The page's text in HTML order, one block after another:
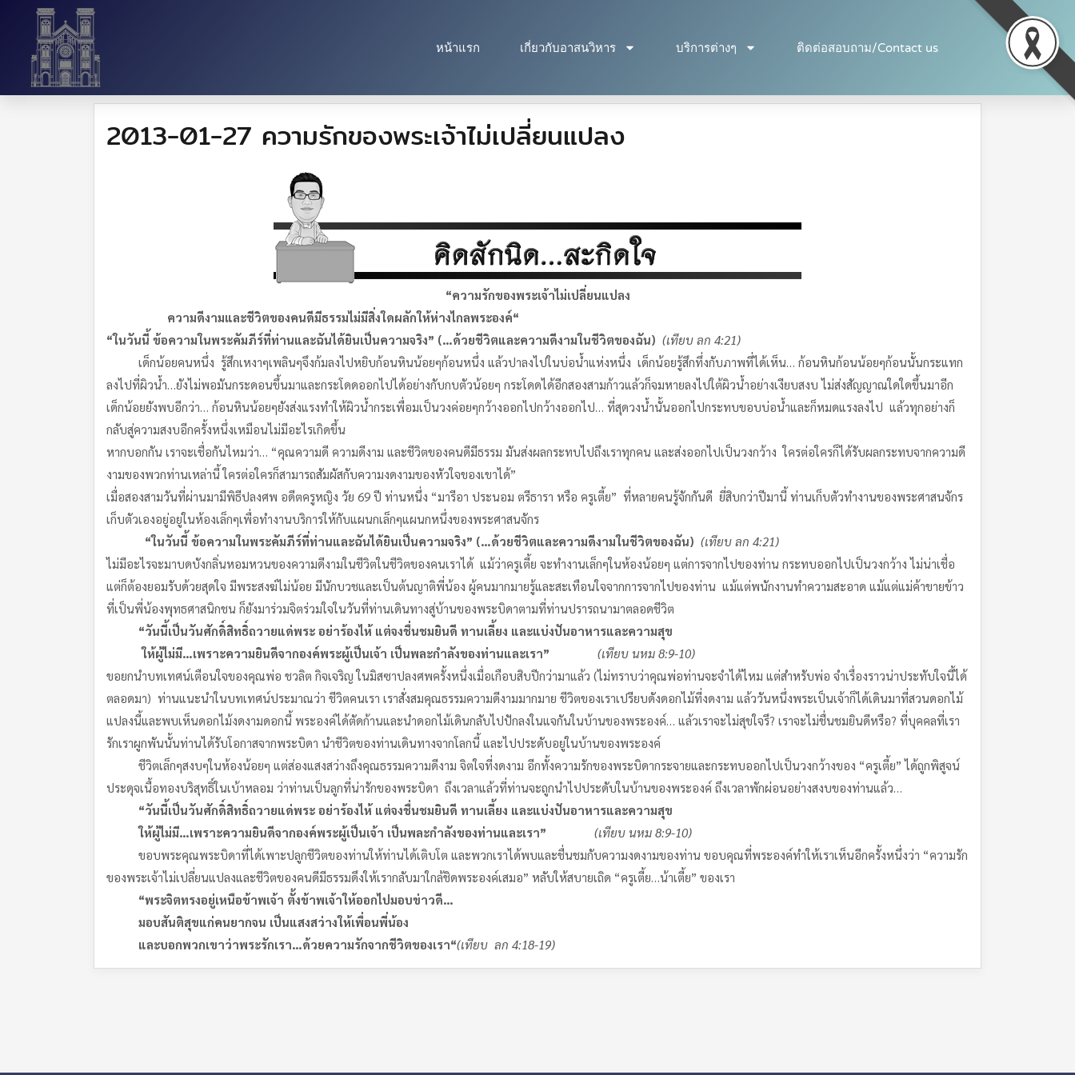
หน้าแรก เกี่ยวกับอาสนวิหาร บริการต่างๆ ติดต่อสอบถาม/Contact us
2013-01-27 ความรักของพระเจ้าไม่เปลี่ยนแปลง
“ความรักของพระเจ้าไม่เปลี่ยนแปลง
ความดีงามและชีวิตของคนดีมีธรรมไม่มีสิ่งใดผลักให้ห่างไกลพระองค์“
“ในวันนี้ ข้อความในพระคัมภีร์ที่ท่านและฉันได้ยินเป็นความจริง” (…ด้วยชีวิตและความดีงามในชีวิตของฉัน) (เทียบ ลก 4:21)
เด็กน้อยคนหนึ่ง รู้สึกเหงาๆเพลินๆจึงก้มลงไปหยิบก้อนหินน้อยๆก้อนหนึ่ง แล้วปาลงไปในบ่อน้ำแห่งหนึ่ง เด็กน้อยรู้สึกทึ่งกับภาพที่ได้เห็น… ก้อนหินก้อนน้อยๆก้อนนั้นกระแทก
ลงไปที่ผิวน้ำ…ยังไม่พอมันกระดอนขึ้นมาและกระโดดออกไปได้อย่างกับกบตัวน้อยๆ กระโดดได้อีกสองสามก้าวแล้วก็จมหายลงไปใต้ผิวน้ำอย่างเงียบสงบ ไม่ส่งสัญญาณใดใดขึ้นมาอีก
เด็กน้อยยังพบอีกว่า… ก้อนหินน้อยๆยังส่งแรงทำให้ผิวน้ำกระเพื่อมเป็นวงค่อยๆกว้างออกไปกว้างออกไป… ที่สุดวงน้ำนั้นออกไปกระทบขอบบ่อน้ำและก็หมดแรงลงไป แล้วทุกอย่างก็
กลับสู่ความสงบอีกครั้งหนึ่งเหมือนไม่มีอะไรเกิดขึ้น
หากบอกกัน เราจะเชื่อกันไหมว่า… “คุณความดี ความดีงาม และชีวิตของคนดีมีธรรม มันส่งผลกระทบไปถึงเราทุกคน และส่งออกไปเป็นวงกว้าง ใครต่อใครก็ได้รับผลกระทบจากความดี
งามของพวกท่านเหล่านี้ ใครต่อใครก็สามารถสัมผัสกับความงดงามของหัวใจของเขาได้”
เมื่อสองสามวันที่ผ่านมามีพิธีปลงศพ อดีตครูหญิง วัย 69 ปี ท่านหนึ่ง “มารีอา ประนอม ตรีธารา หรือ ครูเตี้ย” ที่หลายคนรู้จักกันดี ยี่สิบกว่าปีมานี้ ท่านเก็บตัวทำงานของพระศาสนจักร
เก็บตัวเองอยู่อยู่ในห้องเล็กๆเพื่อทำงานบริการให้กับแผนกเล็กๆแผนกหนึ่งของพระศาสนจักร
“ในวันนี้ ข้อความในพระคัมภีร์ที่ท่านและฉันได้ยินเป็นความจริง” (…ด้วยชีวิตและความดีงามในชีวิตของฉัน) (เทียบ ลก 4:21)
ไม่มีอะไรจะมาบดบังกลิ่นหอมหวนของความดีงามในชีวิตในชีวิตของคนเราได้ แม้ว่าครูเตี้ย จะทำงานเล็กๆในห้องน้อยๆ แต่การจากไปของท่าน กระทบออกไปเป็นวงกว้าง ไม่น่าเชื่อ
แต่ก็ต้องยอมรับด้วยสุดใจ มีพระสงฆ์ไม่น้อย มีนักบวชและเป็นต้นญาติพี่น้อง ผู้คนมากมายรู้และสะเทือนใจจากการจากไปของท่าน แม้แต่พนักงานทำความสะอาด แม้แต่แม่ค้าขายข้าว
ที่เป็นพี่น้องพุทธศาสนิกชน ก็ยังมาร่วมจิตร่วมใจในวันที่ท่านเดินทางสู่บ้านของพระบิดาตามที่ท่านปรารถนามาตลอดชีวิต
“วันนี้เป็นวันศักดิ์สิทธิ์ถวายแด่พระ อย่าร้องไห้ แต่จงชื่นชมยินดี ทานเลี้ยง และแบ่งปันอาหารและความสุข
ให้ผู้ไม่มี…เพราะความยินดีจากองค์พระผู้เป็นเจ้า เป็นพละกำลังของท่านและเรา” (เทียบ นหม 8:9-10)
ขอยกนำบทเทศน์เตือนใจของคุณพ่อ ชวลิต กิจเจริญ ในมิสซาปลงศพครั้งหนึ่งเมื่อเกือบสิบปีกว่ามาแล้ว (ไม่ทราบว่าคุณพ่อท่านจะจำได้ไหม แต่สำหรับพ่อ จำเรื่องราวน่าประทับใจนี้ได้
ตลอดมา) ท่านแนะนำในบทเทศน์ประมาณว่า ชีวิตคนเรา เราสั่งสมคุณธรรมความดีงามมากมาย ชีวิตของเราเปรียบดังดอกไม้ที่งดงาม แล้ววันหนึ่งพระเป็นเจ้าก็ได้เดินมาที่สวนดอกไม้
แปลงนี้และพบเห็นดอกไม้งดงามดอกนี้ พระองค์ได้ตัดก้านและนำดอกไม้เดินกลับไปปักลงในแจกันในบ้านของพระองค์… แล้วเราจะไม่สุขใจรึ? เราจะไม่ชื่นชมยินดีหรือ? ที่บุคคลที่เรา
รักเราผูกพันนั้นท่านได้รับโอกาสจากพระบิดา นำชีวิตของท่านเดินทางจากโลกนี้ และไปประดับอยู่ในบ้านของพระองค์
ชีวิตเล็กๆสงบๆในห้องน้อยๆ แต่ส่องแสงสว่างถึงคุณธรรมความดีงาม จิตใจที่งดงาม อีกทั้งความรักของพระบิดากระจายและกระทบออกไปเป็นวงกว้างของ “ครูเตี้ย” ได้ถูกพิสูจน์
ประดุจเนื้อทองบริสุทธิ์ในเบ้าหลอม ว่าท่านเป็นลูกที่น่ารักของพระบิดา ถึงเวลาแล้วที่ท่านจะถูกนำไปประดับในบ้านของพระองค์ ถึงเวลาพักผ่อนอย่างสงบของท่านแล้ว…
“วันนี้เป็นวันศักดิ์สิทธิ์ถวายแด่พระ อย่าร้องไห้ แต่จงชื่นชมยินดี ทานเลี้ยง และแบ่งปันอาหารและความสุข
ให้ผู้ไม่มี…เพราะความยินดีจากองค์พระผู้เป็นเจ้า เป็นพละกำลังของท่านและเรา” (เทียบ นหม 8:9-10)
ขอบพระคุณพระบิดาที่ได้เพาะปลูกชีวิตของท่านให้ท่านได้เติบโต และพวกเราได้พบและชื่นชมกับความงดงามของท่าน ขอบคุณที่พระองค์ทำให้เราเห็นอีกครั้งหนึ่งว่า “ความรัก
ของพระเจ้าไม่เปลี่ยนแปลงและชีวิตของคนดีมีธรรมดึงให้เรากลับมาใกล้ชิดพระองค์เสมอ” หลับให้สบายเถิด “ครูเตี้ย…น้าเตี้ย” ของเรา
“พระจิตทรงอยู่เหนือข้าพเจ้า ตั้งข้าพเจ้าให้ออกไปมอบข่าวดี…
มอบสันติสุขแก่คนยากจน เป็นแสงสว่างให้เพื่อนพี่น้อง
และบอกพวกเขาว่าพระรักเรา…ด้วยความรักจากชีวิตของเรา“(เทียบ ลก 4:18-19)